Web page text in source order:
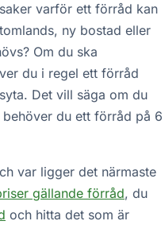
varför ett förråd kan
ny bostad eller
Om du ska
du i regel ett förråd
Det vill säga om du
du ett förråd på 6
var ligger det närmaste
gällande förråd, du
och hitta det som är